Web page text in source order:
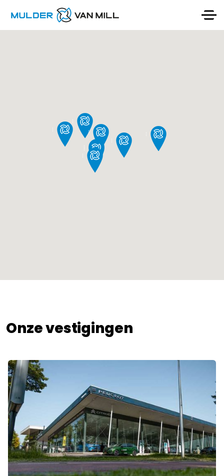
Onze vestigingen